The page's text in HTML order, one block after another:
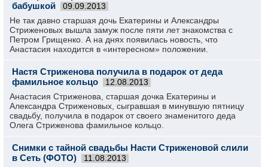
бабушкой
09.09.2013
Не так давно старшая дочь Екатерины и Александры
Стриженовых вышла замуж после пяти лет знакомства с
Петром Грищенко. А на днях появилась новость, что
Анастасия находится в «интересном» положении.
Настя Стриженова получила в подарок от деда
фамильное кольцо
12.08.2013
Анастасия Стриженова, старшая дочка Екатерины и
Александра Стриженовых, сыгравшая в минувшую пятницу
свадьбу, получила в подарок от своего знаменитого деда
Олега Стриженова фамильное кольцо.
Снимки с тайной свадьбы Насти Стриженовой слили
в Сеть (ФОТО)
11.08.2013